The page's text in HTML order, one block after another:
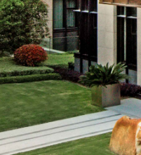
央行：继续实施
2025年国开行发
房地产明年会采
发改委：推动
住建部：城市更新